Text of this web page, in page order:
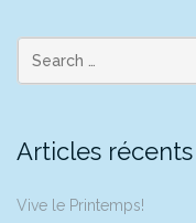
Articles récents
Vive le Printemps!